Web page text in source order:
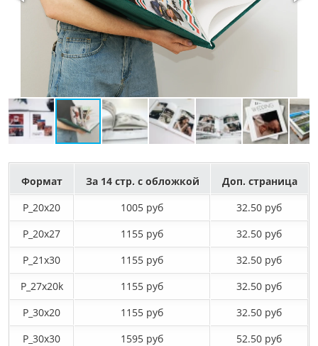
Формат За 14 стр. с обложкой
Доп. страница
P_20х20
1005 руб
32.50 руб
P_20х27
1155 руб
32.50 руб
P_21х30
1155 руб
32.50 руб
P_27х20k
1155 руб
32.50 руб
P_30х20
1155 руб
32.50 руб
P_30х30
1595 руб
52.50 руб